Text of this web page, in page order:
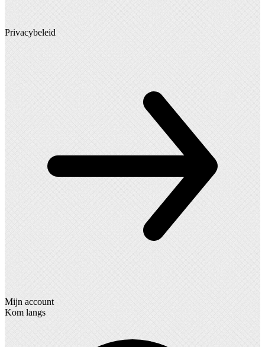
Privacybeleid
Mijn account
Kom langs